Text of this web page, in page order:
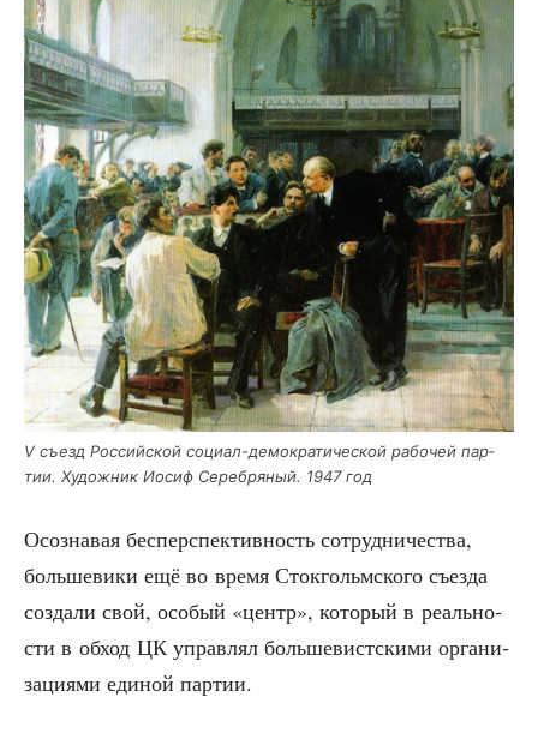
V съезд Рос­сий­ской соци­ал-демо­кра­ти­че­ской рабо­чей пар­
тии. Худож­ник Иосиф Сереб­ря­ный. 1947 год
Осо­зна­вая бес­пер­спек­тив­ность сотруд­ни­че­ства,
боль­ше­ви­ки ещё во вре­мя Сток­гольм­ско­го съез­да
созда­ли свой, осо­бый «центр», кото­рый в реаль­но­
сти в обход ЦК управ­лял боль­ше­вист­ски­ми орга­ни­
за­ци­я­ми еди­ной партии.